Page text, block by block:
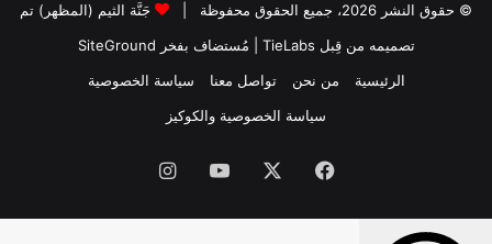
© حقوق النشر 2026، جميع الحقوق محفوظة |
جَنَّة الثيم (المظهر) تم
تصميمه من قِبل TieLabs
| مُستضاف بفخر SiteGround
الرئيسية
من نحن تواصل معنا
سياسة الخصوصية
سياسة الخصوصية والكوكيز
فيسبوك ‫YouTubeانستقرام